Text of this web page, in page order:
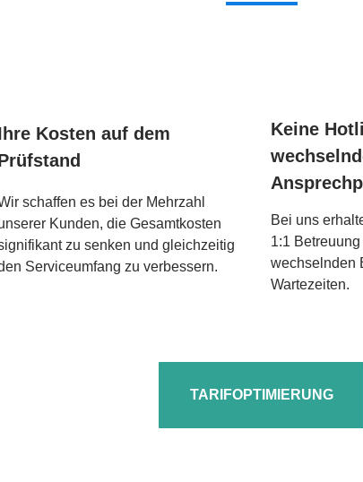
Kosten auf dem
schaffen es bei der Mehrzahl
Kunden, die Gesamtkosten
zu senken und gleichzeitig
Serviceumfang zu verbessern.
Keine
Bei uns
1:1
wechselnden
Wartezeiten.
TARIFOPTIMIERUNG